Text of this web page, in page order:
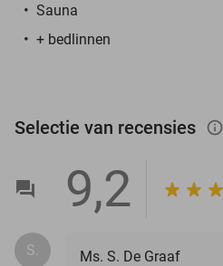
Sauna
+ bedlinnen
Selectie van recensies
9,2
S.
Ms. S. De Graaf